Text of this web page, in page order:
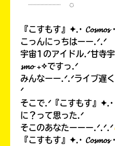
┈┈┈┈ ◌
『こすもす』✦.·
こっんにっちはーー.ᐟ.ᐟ
宇宙1のアイドル.ᐟ甘寺
𝓼𝓶𝓸 ₊✧ですっ.ᐟ
みんなーー.ᐟ.ᐟライブ遅
ᐟ
そこで.ᐟ『こすもす』
に？って思った.ᐟ
そこのあなたーーー.ᐟ.ᐟ.ᐟ
『こすもす』✦.· 𝓒𝓸𝓼𝓶𝓸𝓼